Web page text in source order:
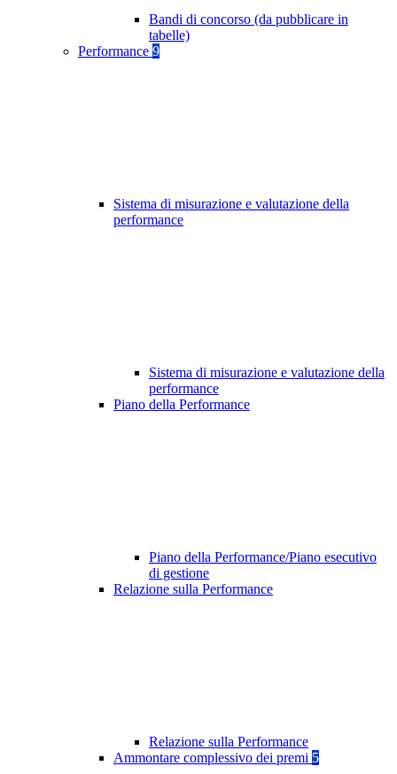
Bandi di concorso (da pubblicare in
tabelle)
Performance 9
Sistema di misurazione e valutazione della
performance
Sistema di misurazione e valutazione della
performance
Piano della Performance
Piano della Performance/Piano esecutivo
di gestione
Relazione sulla Performance
Relazione sulla Performance
Ammontare complessivo dei premi 5